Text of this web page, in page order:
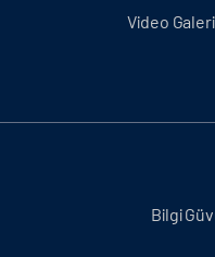
Video Galeri
Bilgi